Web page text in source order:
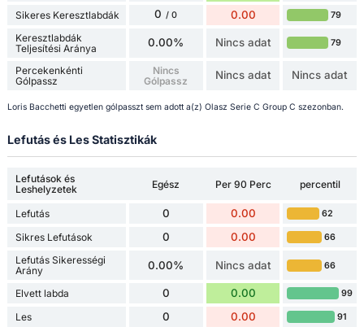
Sikeres Keresztlabdák 0 / 0 0.00 79
Keresztlabdák
Teljesítési Aránya
0.00% Nincs adat 79
Percekenkénti
Gólpassz
Nincs
Gólpassz
Nincs adat Nincs adat
Loris Bacchetti egyetlen gólpasszt sem adott a(z) Olasz Serie C Group C szezonban.
Lefutás és Les Statisztikák
Lefutások és
Leshelyzetek
Egész Per 90 Perc percentil
Lefutás 0 0.00 62
Sikres Lefutások 0 0.00 66
Lefutás Sikerességi
Arány
0.00% Nincs adat 66
Elvett labda 0 0.00 99
Les 0 0.00 91